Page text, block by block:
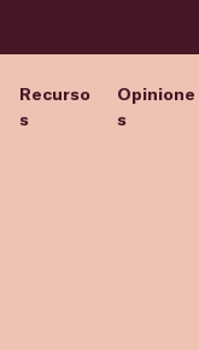
Recurso
s
Opinione
s